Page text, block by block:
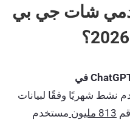
شات جي بي
عدد مستخدمي ChatGPT في
نشط شهريًا وفقًا لبيانات
813 مليون
مستخدم